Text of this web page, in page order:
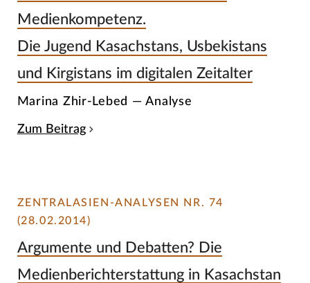
Medienkompetenz.
Die Jugend Kasachstans, Usbekistans
und Kirgistans im digitalen Zeitalter
Marina Zhir-Lebed — Analyse
Zum Beitrag
ZENTRALASIEN-ANALYSEN NR. 74
(28.02.2014)
Argumente und Debatten? Die
Medienberichterstattung in Kasachstan